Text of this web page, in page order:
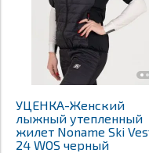
УЦЕНКА-Женский
лыжный утепленный
жилет Noname Ski
24 WOS черный